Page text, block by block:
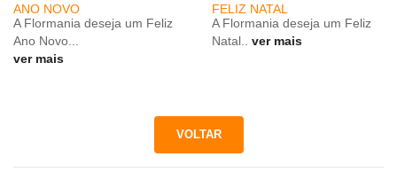
ANO NOVO
A Flormania deseja um Feliz
Ano Novo...
ver mais
FELIZ NATAL
A Flormania deseja um Feliz
Natal..
ver mais